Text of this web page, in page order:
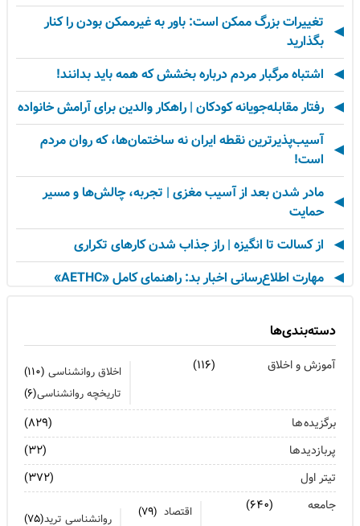
تغییرات بزرگ ممکن است: باور به غیرممکن بودن را کنار
بگذارید
اشتباه مرگبار مردم درباره بخشش که همه باید بدانند!
رفتار مقابله‌جویانه کودکان | راهکار والدین برای آرامش خانواده
آسیب‌پذیرترین نقطه ایران نه ساختمان‌ها، که روان مردم
است!
مادر شدن بعد از آسیب مغزی | تجربه، چالش‌ها و مسیر
حمایت
از کسالت تا انگیزه | راز جذاب شدن کارهای تکراری
مهارت اطلاع‌رسانی اخبار بد: راهنمای کامل «AETHC»
رهبران خاکستری | وقتی خم کردن قوانین، قدرت می‌آورد
فناوری‌های نوین جایگزین تجربه انسانی در روان‌شناسی
روان‌شناسی زرد | جاذبه‌ها، چالش‌ها و آسیب‌ها
زمان ترک شغل فرا رسیده است؟ ۷ نشانه که نباید نادیده
بگیرید
وقتی فناوری شکست می‌خورد | درس‌های زندگی از قناری
دسته‌بندی‌ها
آموزش و اخلاق (۱۱۶) اخلاق روانشناسی (۱۱۰)
تاریخچه روانشناسی(۶)
برگزیده ها
(۸۲۹)
پربازدیدها
(۳۲)
تیتر اول
(۳۷۲)
جامعه
(۶۴۰) اقتصاد (۷۹) روانشناسی ترید(۷۵)